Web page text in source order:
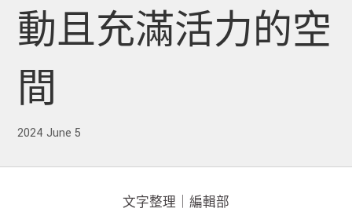
動且充滿活力的空
間
2024 June 5
文字整理｜編輯部